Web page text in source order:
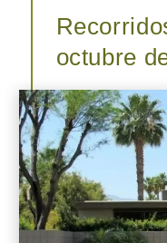
octubre